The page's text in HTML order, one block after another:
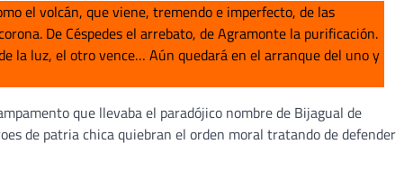
el volcán, que viene, tremendo e imperfecto, de las
De Céspedes el arrebato, de Agramonte la purificación.
la luz, el otro vence… Aún quedará en el arranque del uno y
que llevaba el paradójico nombre de Bijagual de
de patria chica quiebran el orden moral tratando de defender